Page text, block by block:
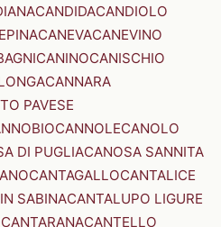
CANDIDACANDIOLO
CANEVACANEVINO
CANINOCANISCHIO
CANNARA
PAVESE
CANNOLECANOLO
DI PUGLIACANOSA SANNITA
CANTAGALLOCANTALICE
SABINACANTALUPO LIGURE
CANTARANACANTELLO